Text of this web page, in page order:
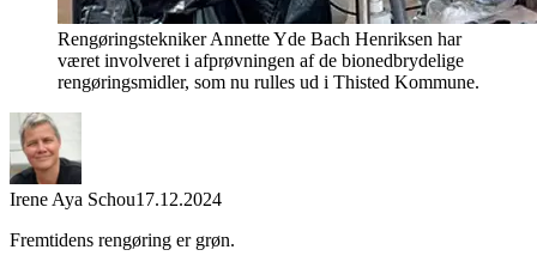
Rengøringstekniker Annette Yde Bach Henriksen har
været involveret i afprøvningen af de bionedbrydelige
rengøringsmidler, som nu rulles ud i Thisted Kommune.
Irene Aya Schou17.12.2024
Fremtidens rengøring er grøn.